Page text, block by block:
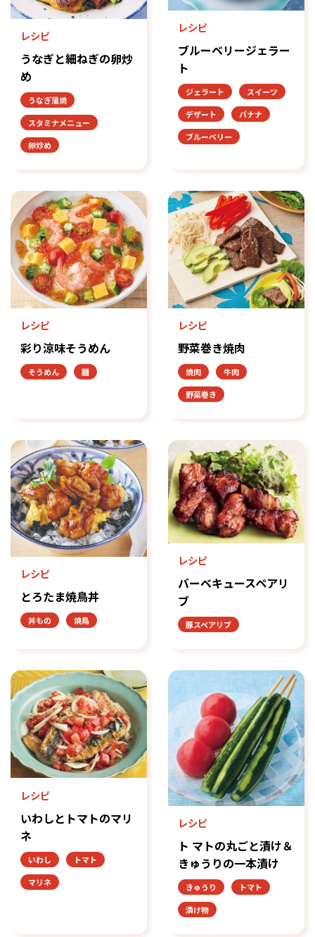
レシピ
うなぎと細ねぎの卵炒
め
うなぎ蒲焼
スタミナメニュー
卵炒め
レシピ
ブルーベリージェラー
ト
ジェラート
スイーツ
デザート
バナナ
ブルーベリー
レシピ
彩り涼味そうめん
そうめん 麺
レシピ
野菜巻き焼肉
焼肉
牛肉
野菜巻き
レシピ
とろたま焼鳥丼
丼もの 焼鳥
レシピ
バーベキュースペアリ
ブ
豚スペアリブ
レシピ
いわしとトマトのマリ
ネ
いわし
トマト
マリネ
レシピ
ト マトの丸ごと漬け＆
きゅうりの一本漬け
きゅうり
トマト
漬け物